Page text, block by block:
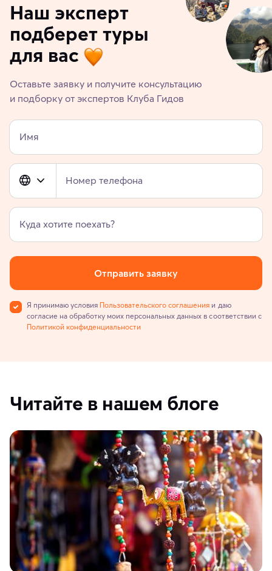
Наш эксперт
подберет туры
для вас
Оставьте заявку и получите консультацию
и подборку от экспертов Клуба Гидов
Имя
Номер телефона
Куда хотите поехать?
Отправить заявку
Я принимаю условия Пользовательского соглашения и даю
согласие на обработку моих персональных данных в соответствии с
Политикой конфиденциальности
Читайте в нашем блоге